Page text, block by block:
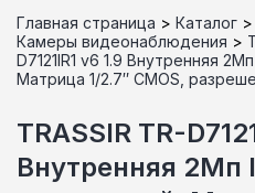
Главная страница > Каталог >
Камеры видеонаблюдения >
D7121IR1 v6 1.9 Внутренняя
Матрица 1/2.7″ CMOS,
TRASSIR TR-
Внутренняя 2Мп